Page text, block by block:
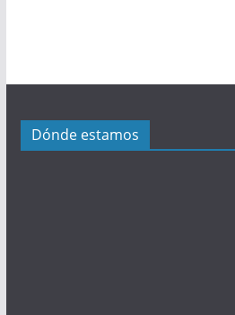
i
Dónde estamos